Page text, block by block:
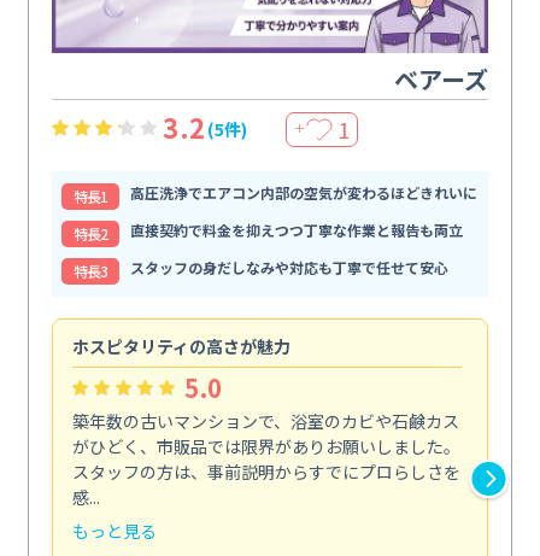
ベアーズ
3.2 (5件) ＋ 1
特⻑1
高圧洗浄でエアコン内部の空気が変わるほどきれいに
特⻑2
直接契約で料金を抑えつつ丁寧な作業と報告も両立
特⻑3
スタッフの身だしなみや対応も丁寧で任せて安心
ホスピタリティの高さが魅力
5.0
築年数の古いマンションで、浴室のカビや石鹸カス
がひどく、市販品では限界がありお願いしました。
スタッフの方は、事前説明からすでにプロらしさを
感...
もっと見る